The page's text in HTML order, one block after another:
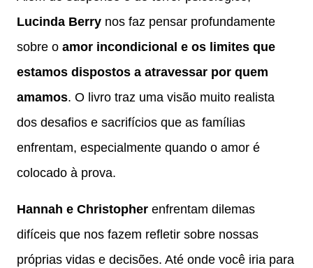
Lucinda Berry nos faz pensar profundamente
sobre o amor incondicional e os limites que
estamos dispostos a atravessar por quem
amamos. O livro traz uma visão muito realista
dos desafios e sacrifícios que as famílias
enfrentam, especialmente quando o amor é
colocado à prova.
Hannah e Christopher enfrentam dilemas
difíceis que nos fazem refletir sobre nossas
próprias vidas e decisões. Até onde você iria para